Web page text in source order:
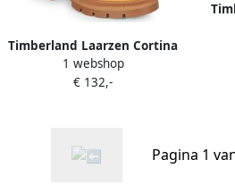
Timberland Laarzen Cortina
Valley 6in BT WP
1 webshop
€ 132,-
Pagina 1